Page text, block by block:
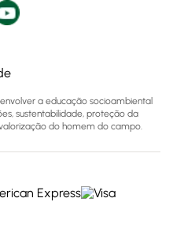
a educação socioambiental
sustentabilidade, proteção da
do homem do campo.